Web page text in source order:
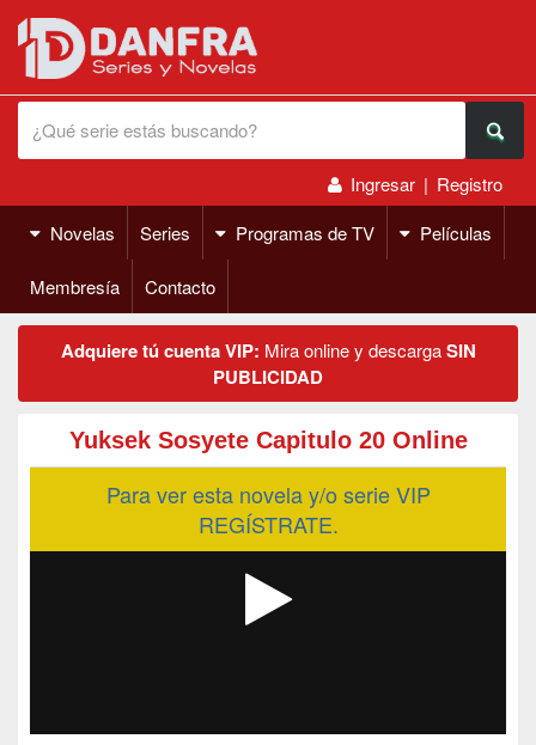
Ingresar | Registro
Novelas
Series Programas de TV Películas
Membresía Contacto
Adquiere tú cuenta VIP: Mira online y descargaSIN
PUBLICIDAD
Yuksek Sosyete Capitulo 20 Online
Para ver esta novela y/o serie VIP
REGÍSTRATE.